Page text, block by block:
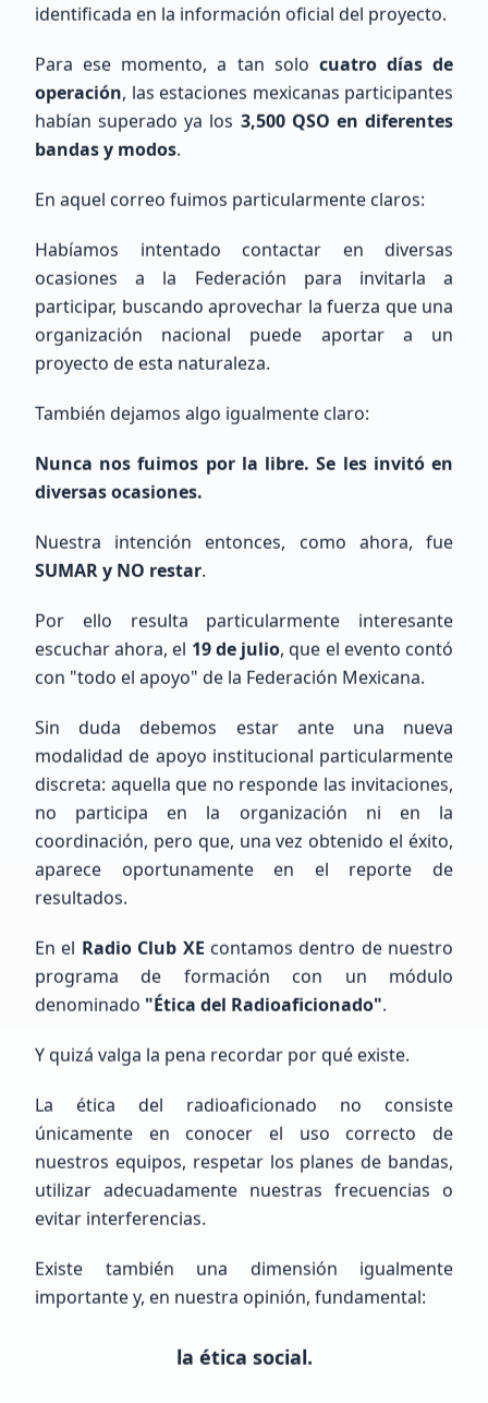
Pedro Basañez De La Torre
Sin Indicativo
Principiante (SWL / Aspirante)
Sin Indicativo
Principiante (SWL / Aspirante)
México, CDMX, Ciudad de México
Emiliano Gutierrez
LW6EGE
Veterano (+10 años)
Argentina, Buenos Aires, Bahía Blanca
Raul humberto Cisneros Delgado
Principiante (SWL / Aspirante)
Mexico, Chih., JUÁREZ
identificada en la información oficial del proyecto.
Para ese momento, a tan solo cuatro días de
operación, las estaciones mexicanas participantes
habían superado ya los 3,500 QSO en diferentes
bandas y modos.
En aquel correo fuimos particularmente claros:
Habíamos intentado contactar en diversas
ocasiones a la Federación para invitarla a
participar, buscando aprovechar la fuerza que una
organización nacional puede aportar a un
proyecto de esta naturaleza.
También dejamos algo igualmente claro:
Nunca nos fuimos por la libre. Se les invitó en
diversas ocasiones.
Nuestra intención entonces, como ahora, fue
SUMAR y NO restar.
Por ello resulta particularmente interesante
escuchar ahora, el 19 de julio, que el evento contó
con "todo el apoyo" de la Federación Mexicana.
Sin duda debemos estar ante una nueva
modalidad de apoyo institucional particularmente
discreta: aquella que no responde las invitaciones,
no participa en la organización ni en la
coordinación, pero que, una vez obtenido el éxito,
aparece oportunamente en el reporte de
resultados.
En el Radio Club XE contamos dentro de nuestro
programa de formación con un módulo
denominado "Ética del Radioaficionado".
Y quizá valga la pena recordar por qué existe.
La ética del radioaficionado no consiste
únicamente en conocer el uso correcto de
nuestros equipos, respetar los planes de bandas,
utilizar adecuadamente nuestras frecuencias o
evitar interferencias.
Existe también una dimensión igualmente
importante y, en nuestra opinión, fundamental:
la ética social.